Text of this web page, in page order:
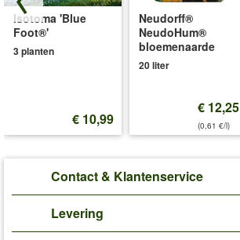
Isotoma 'Blue
Foot®'
3 planten
€ 10,99
Neudorff®
NeudoHum®
bloemenaarde
20 liter
€ 12,25
(0,61 €/l)
Contact & Klantenservice
Levering